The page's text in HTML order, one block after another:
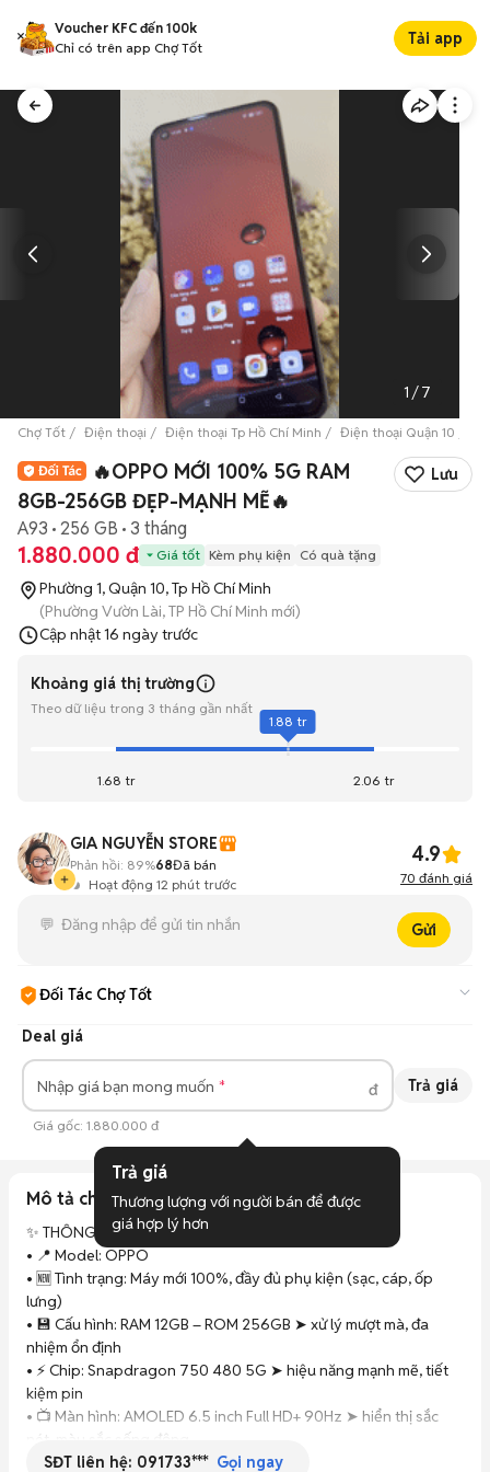
Voucher KFC đến 100k
Chỉ có trên app Chợ Tốt
Tải app
1 /7
Chợ Tốt Điện thoại Điện thoại Tp Hồ Chí Minh Điện thoại Quận 10
🔥OPPO MỚI 100% 5G RAM
8GB-256GB ĐẸP-MẠNH MẼ🔥
Lưu
A93 256 GB 3 tháng
1.880.000 đ Giá tốt Kèm phụ kiện Có quà tặng
Phường 1, Quận 10, Tp Hồ Chí Minh
(Phường Vườn Lài, TP Hồ Chí Minh mới)
Cập nhật16 ngày trước
Khoảng giá thị trường
Theo dữ liệu trong 3 tháng gần nhất
1.68 tr 2.06 tr
1.88 tr
GIA NGUYỄN STORE
Hoạt động 12 phút trước
Phản hồi: 89%68Đã bán 4.9
70 đánh giá
Gửi
Đối Tác Chợ Tốt
Cam kết hàng đúng mô tả, bảo hành ít nhất 3 tháng, hỗ trợ đổi
Deal giá
Nhập giá bạn mong muốn đ Trả giá
Giá gốc: 1.880.000 đ
Mô tả chi tiết
✨ THÔNG TIN SẢN PHẨM
• 📍 Model: OPPO
• 🆕 Tình trạng: Máy mới 100%, đầy đủ phụ kiện (sạc, cáp, ốp
lưng)
• 💾 Cấu hình: RAM 12GB – ROM 256GB ➤ xử lý mượt mà, đa
nhiệm ổn định
• ⚡ Chip: Snapdragon 750 480 5G ➤ hiệu năng mạnh mẽ, tiết
kiệm pin
• 📺 Màn hình: AMOLED 6.5 inch Full HD+ 90Hz ➤ hiển thị sắc
nét, màu sắc sống động
• 📸 Camera: 3 camera sau 48MP + 2MP + 2MP ➤ selfie 16MP
SĐT liên hệ: 091733*** Gọi ngay
Trả giá
Thương lượng với người bán để được
giá hợp lý hơn